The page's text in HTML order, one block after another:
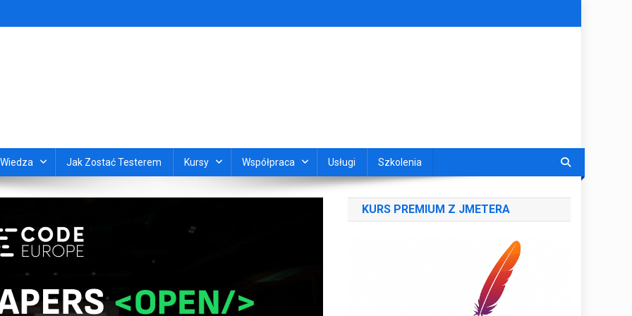
Wiedza Jak Zostać Testerem Kursy Współpraca Usługi Szkolenia
KURS PREMIUM Z JMETERA